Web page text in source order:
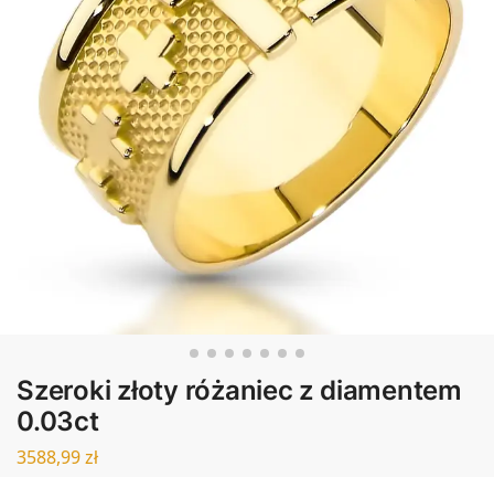
Szeroki złoty różaniec z diamentem
0.03ct
3588,99zł